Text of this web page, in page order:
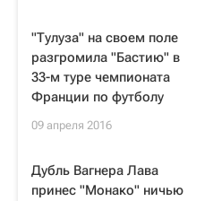
"Тулуза" на своем поле
разгромила "Бастию" в
33-м туре чемпионата
Франции по футболу
09 апреля 2016
Дубль Вагнера Лава
принес "Монако" ничью